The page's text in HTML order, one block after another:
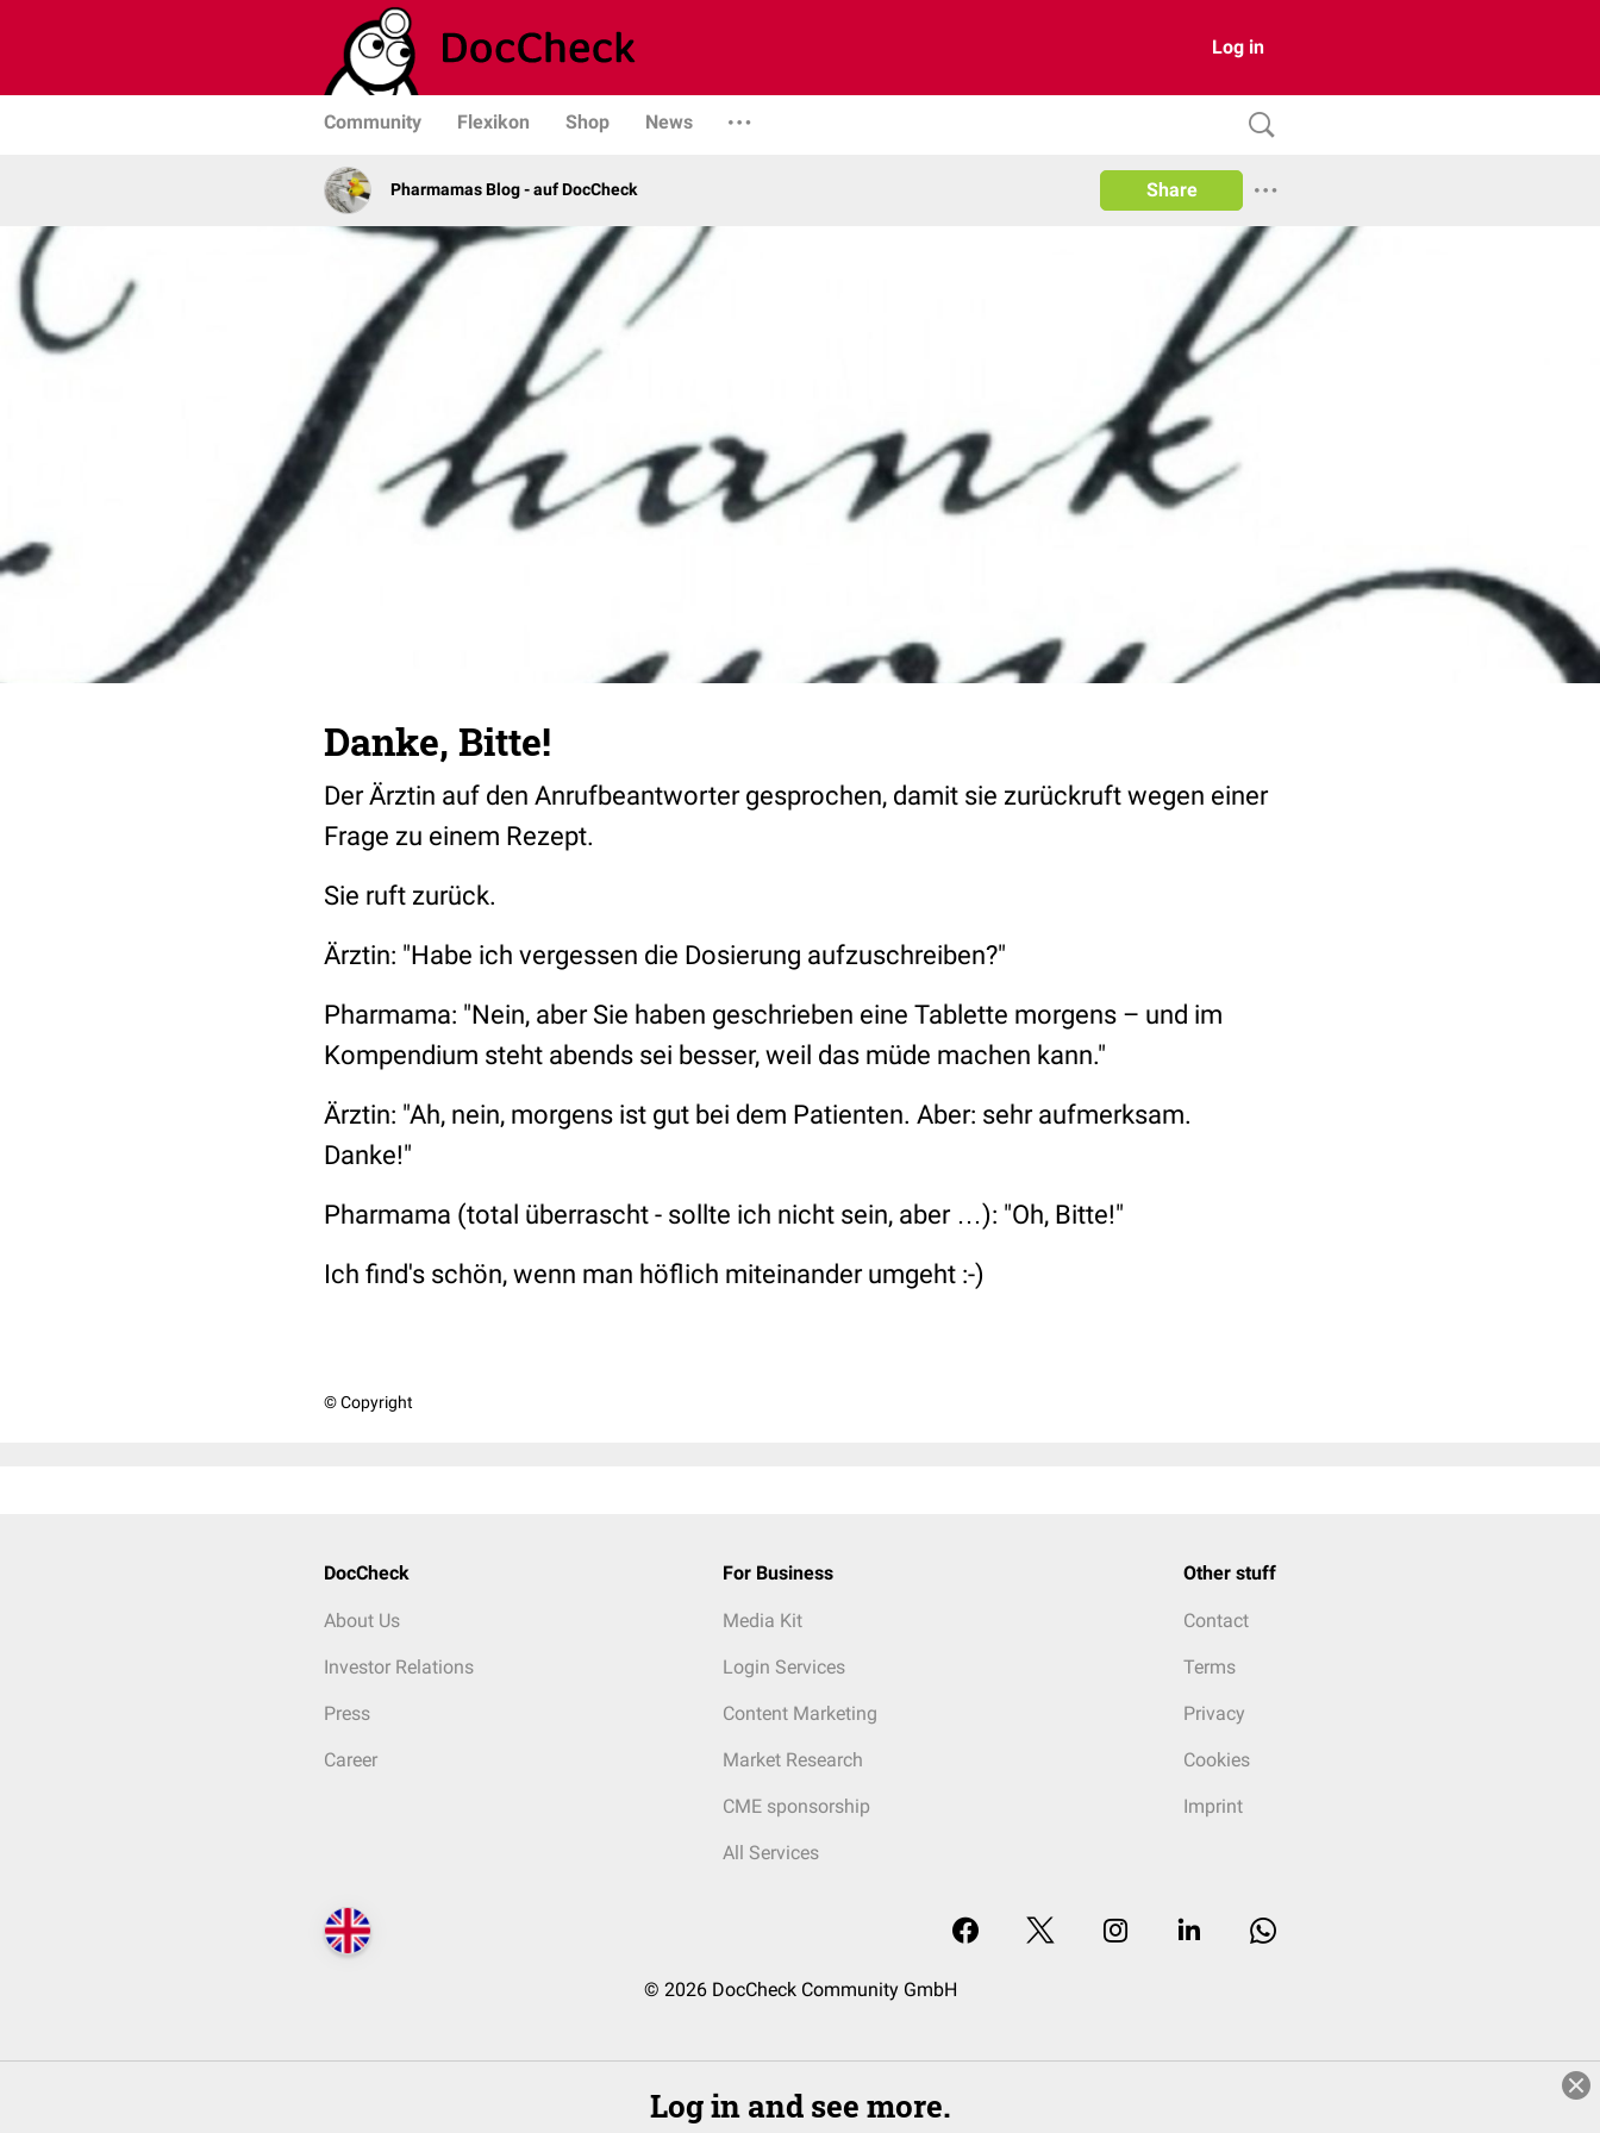
Log in
Community Flexikon Shop News
Pharmamas Blog - auf DocCheck Share
Danke, Bitte!
Der Ärztin auf den Anrufbeantworter gesprochen, damit sie zurückruft wegen einer
Frage zu einem Rezept.
Sie ruft zurück.
Ärztin: "Habe ich vergessen die Dosierung aufzuschreiben?"
Pharmama: "Nein, aber Sie haben geschrieben eine Tablette morgens – und im
Kompendium steht abends sei besser, weil das müde machen kann."
Ärztin: "Ah, nein, morgens ist gut bei dem Patienten. Aber: sehr aufmerksam.
Danke!"
Pharmama (total überrascht - sollte ich nicht sein, aber …): "Oh, Bitte!"
Ich find's schön, wenn man höflich miteinander umgeht :-)
© Copyright
DocCheck
About Us
Investor Relations
Press
Career
For Business
Media Kit
Login Services
Content Marketing
Market Research
CME sponsorship
All Services
Other stuff
Contact
Terms
Privacy
Cookies
Imprint
© 2026 DocCheck Community GmbH
Log in and see more.